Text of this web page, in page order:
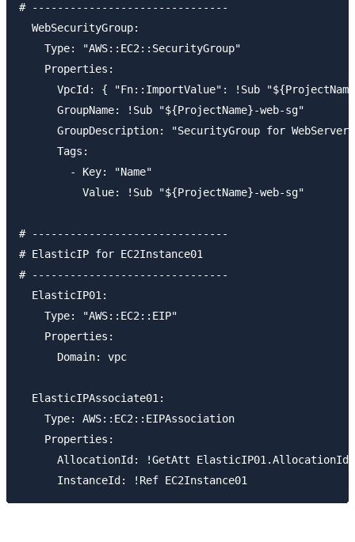
# -------------------------------
  WebSecurityGroup:
    Type: "AWS::EC2::SecurityGroup"
    Properties:
VpcId: { "Fn::ImportValue": !Sub
      GroupName: !Sub "${ProjectName}-web-sg"
      GroupDescription: "SecurityGroup for WebServer"
      Tags:
        - Key: "Name"
          Value: !Sub "${ProjectName}-web-sg"
# -------------------------------
# ElasticIP for EC2Instance01
# -------------------------------
  ElasticIP01:
    Type: "AWS::EC2::EIP"
    Properties:
      Domain: vpc
  ElasticIPAssociate01:
    Type: AWS::EC2::EIPAssociation
    Properties:
      AllocationId: !GetAtt ElasticIP01.AllocationId